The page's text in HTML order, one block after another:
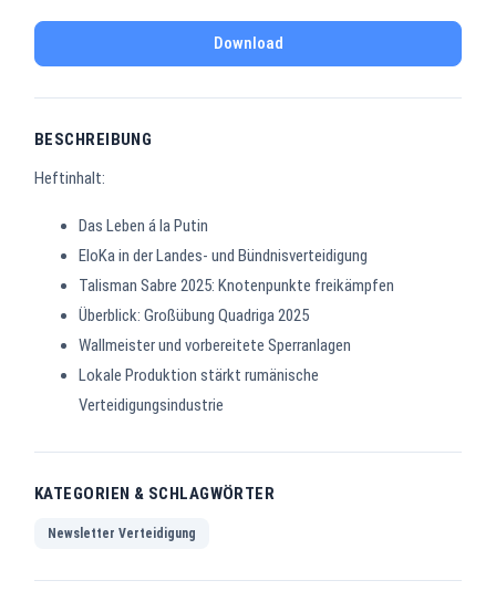
Download
BESCHREIBUNG
Heftinhalt:
Das Leben á la Putin
EloKa in der Landes- und Bündnisverteidigung
Talisman Sabre 2025: Knotenpunkte freikämpfen
Überblick: Großübung Quadriga 2025
Wallmeister und vorbereitete Sperranlagen
Lokale Produktion stärkt rumänische
Verteidigungsindustrie
KATEGORIEN & SCHLAGWÖRTER
Newsletter Verteidigung